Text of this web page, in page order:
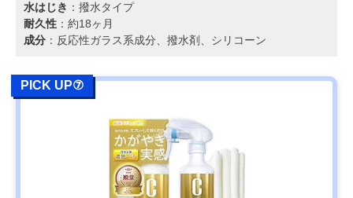
水はじき ：撥水タイプ
耐久性 ：約18ヶ月
成分 ：反応性ガラス系成分、撥水剤、シリコーン
PICK UP⑦